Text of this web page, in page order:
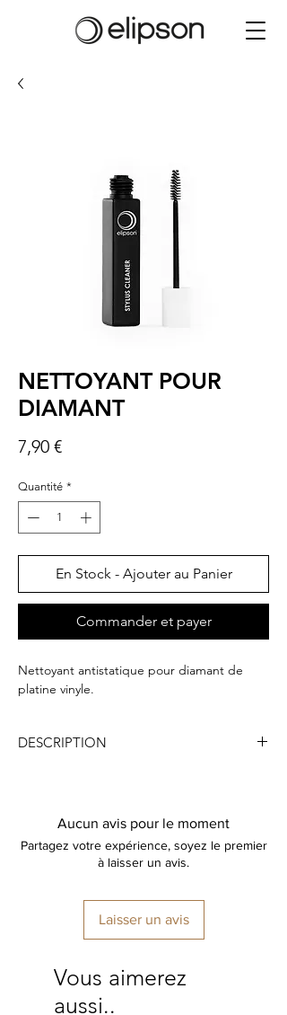
NETTOYANT POUR
DIAMANT
7,90 €Prix
Quantité *
En Stock - Ajouter au Panier
Commander et payer
Nettoyant antistatique pour diamant de
platine vinyle.
DESCRIPTION
30g
Aucun avis pour le moment
Partagez votre expérience, soyez le premier
à laisser un avis.
Laisser un avis
Vous aimerez
aussi..